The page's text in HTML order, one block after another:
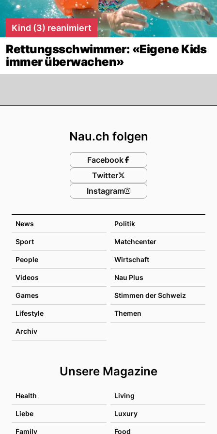
Kind (3) reanimiert
Rettungsschwimmer: «Eigene Kids
immer überwachen»
News Politik
Sport Matchcenter
People Wirtschaft
Videos Nau Plus
Games Stimmen der Schweiz
Lifestyle Themen
Archiv
Unsere Magazine
Health Living
Liebe Luxury
Family Food
Nau.ch folgen
Facebook
Twitter
Instagram